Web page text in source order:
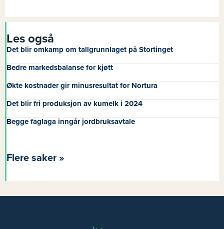
Les også
Det blir omkamp om tallgrunnlaget på Stortinget
Bedre markedsbalanse for kjøtt
Økte kostnader gir minusresultat for Nortura
Det blir fri produksjon av kumelk i 2024
Begge faglaga inngår jordbruksavtale
Flere saker »